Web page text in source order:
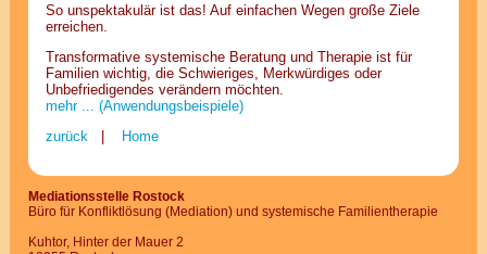
So unspektakulär ist das! Auf einfachen Wegen große Ziele
erreichen.
Transformative systemische Beratung und Therapie ist für
Familien wichtig, die Schwieriges, Merkwürdiges oder
Unbefriedigendes verändern möchten.
mehr ... (Anwendungsbeispiele)
zurück| Home
Mediationsstelle Rostock
Büro für Konfliktlösung (Mediation) und systemische Familientherapie
Kuhtor, Hinter der Mauer 2